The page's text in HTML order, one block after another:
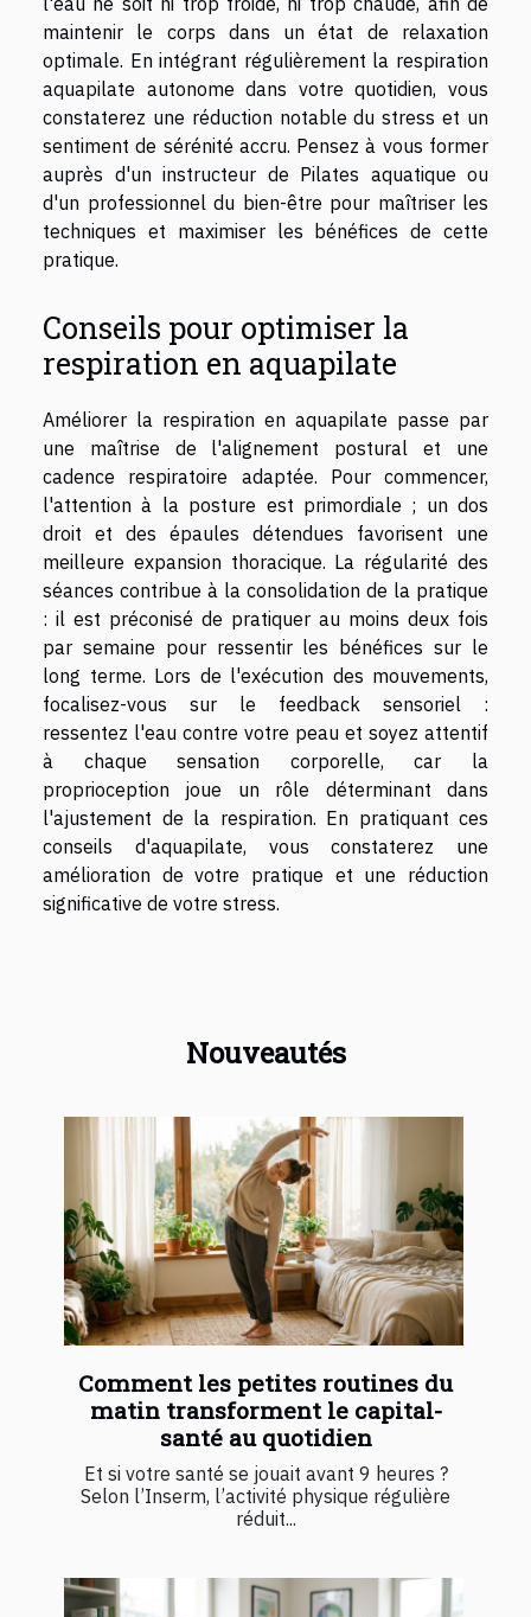
maintenir le corps dans un état de relaxation
optimale. En intégrant régulièrement la respiration
aquapilate autonome dans votre quotidien, vous
constaterez une réduction notable du stress et un
sentiment de sérénité accru. Pensez à vous former
auprès d'un instructeur de Pilates aquatique ou
d'un professionnel du bien-être pour maîtriser les
techniques et maximiser les bénéfices de cette
pratique.
Conseils pour optimiser la
respiration en aquapilate
Améliorer la respiration en aquapilate passe par
une maîtrise de l'alignement postural et une
cadence respiratoire adaptée. Pour commencer,
l'attention à la posture est primordiale ; un dos
droit et des épaules détendues favorisent une
meilleure expansion thoracique. La régularité des
séances contribue à la consolidation de la pratique
: il est préconisé de pratiquer au moins deux fois
par semaine pour ressentir les bénéfices sur le
long terme. Lors de l'exécution des mouvements,
focalisez-vous sur le feedback sensoriel :
ressentez l'eau contre votre peau et soyez attentif
à chaque sensation corporelle, car la
proprioception joue un rôle déterminant dans
l'ajustement de la respiration. En pratiquant ces
conseils d'aquapilate, vous constaterez une
amélioration de votre pratique et une réduction
significative de votre stress.
Nouveautés
Comment les petites routines du
matin transforment le capital-
santé au quotidien
Et si votre santé se jouait avant 9 heures ?
Selon l’Inserm, l’activité physique régulière
réduit...